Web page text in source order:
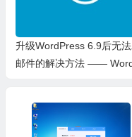
升级WordPress 6.9后无
邮件的解决方法 ——